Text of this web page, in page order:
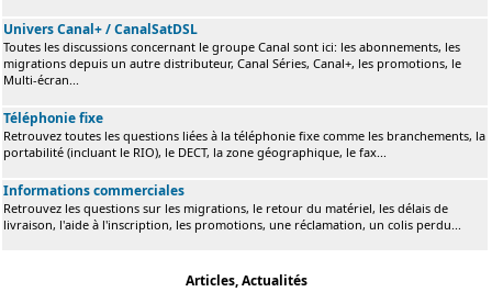
Univers Canal+ / CanalSatDSL
Toutes les discussions concernant le groupe Canal sont ici: les abonnements, les
migrations depuis un autre distributeur, Canal Séries, Canal+, les promotions, le
Multi-écran...
Téléphonie fixe
Retrouvez toutes les questions liées à la téléphonie fixe comme les branchements, la
portabilité (incluant le RIO), le DECT, la zone géographique, le fax...
Informations commerciales
Retrouvez les questions sur les migrations, le retour du matériel, les délais de
livraison, l'aide à l'inscription, les promotions, une réclamation, un colis perdu...
Articles, Actualités